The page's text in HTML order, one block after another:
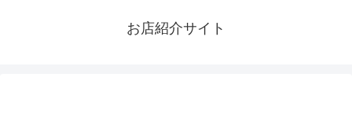
お店紹介サイト